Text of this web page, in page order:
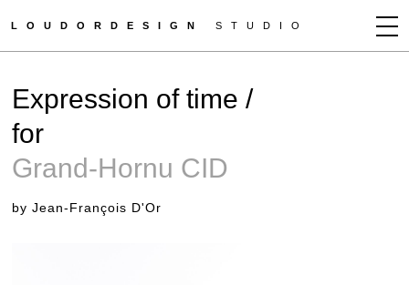
LOUDORDESIGN STUDIO
NEWS
WORKS
CLIENTS
CONTACT
Expression of time /
for
Grand-Hornu CID
by Jean-François D'Or